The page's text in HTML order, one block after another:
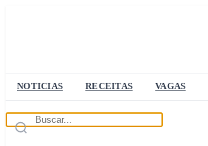
NOTICIAS RECEITAS VAGAS